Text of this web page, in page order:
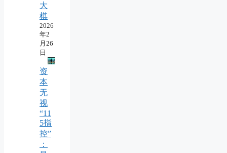
大
棋
2026
年2
月26
日
资
本
无
视
“11
5指
控”
：